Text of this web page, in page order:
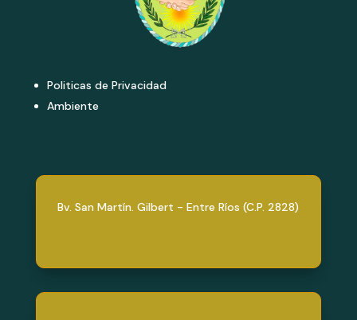
Politicas de Privacidad
Ambiente
Bv. San Martín. Gilbert - Entre Ríos (C.P. 2828)